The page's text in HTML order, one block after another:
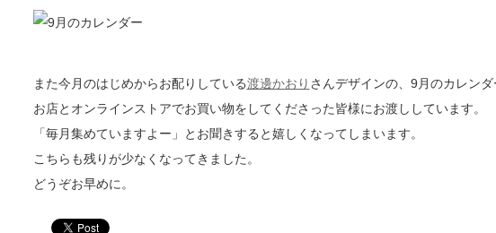
また今月のはじめからお配りしている渡邊かおり さんデザインの、9月のカレンダ
お店とオンラインストアでお買い物をしてくださった皆様にお渡ししています。
「毎月集めていますよー」とお聞きすると嬉しくなってしまいます。
こちらも残りが少なくなってきました。
どうぞお早めに。